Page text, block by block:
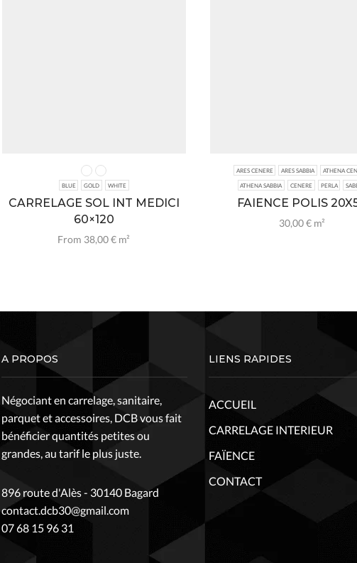
BLUE GOLD WHITE
CARRELAGE SOL INT MEDICI
60×120
From 38,00€ m²
ARES CENERE ARES SABBIA ATHENA
ATHENA SABBIA CENERE PERLA
FAIENCE POLIS
30,00€ m²
A PROPOS
Négociant en carrelage, sanitaire,
parquet et accessoires, DCB vous fait
bénéficier quantités petites ou
grandes, au tarif le plus juste.
896 route d'Alès - 30140 Bagard
contact.dcb30@gmail.com
07 68 15 96 31
LIENS RAPIDES
ACCUEIL
CARRELAGE INTERIEUR
FAÏENCE
CONTACT